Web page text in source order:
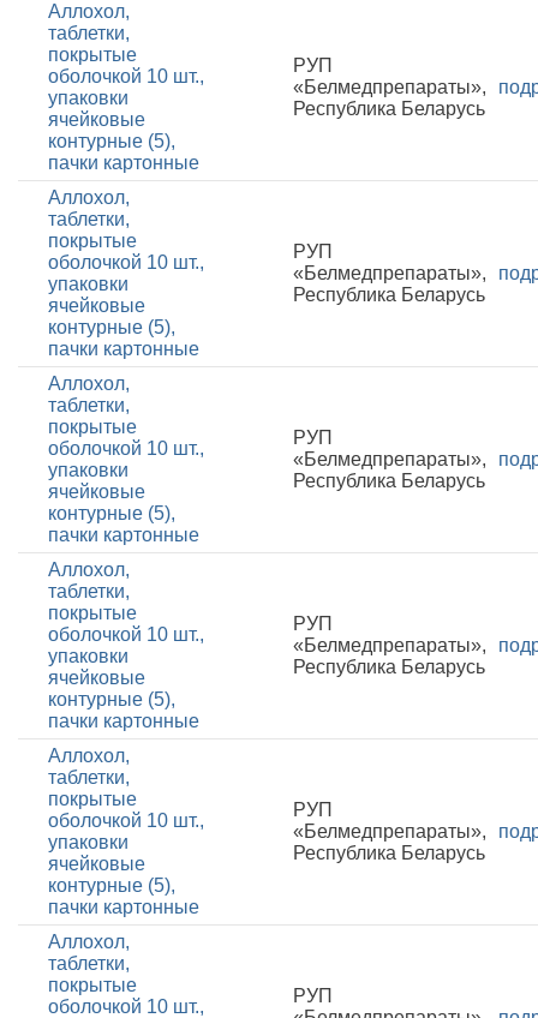
Аллохол,
таблетки,
покрытые
оболочкой 10 шт.,
упаковки
ячейковые
контурные (5),
пачки картонные
РУП
«Белмедпрепараты»,
Республика Беларусь
Аллохол,
таблетки,
покрытые
оболочкой 10 шт.,
упаковки
ячейковые
контурные (5),
пачки картонные
РУП
«Белмедпрепараты»,
Республика Беларусь
Аллохол,
таблетки,
покрытые
оболочкой 10 шт.,
упаковки
ячейковые
контурные (5),
пачки картонные
РУП
«Белмедпрепараты»,
Республика Беларусь
Аллохол,
таблетки,
покрытые
оболочкой 10 шт.,
упаковки
ячейковые
контурные (5),
пачки картонные
РУП
«Белмедпрепараты»,
Республика Беларусь
Аллохол,
таблетки,
покрытые
оболочкой 10 шт.,
упаковки
ячейковые
контурные (5),
пачки картонные
РУП
«Белмедпрепараты»,
Республика Беларусь
Аллохол,
таблетки,
покрытые
оболочкой 10 шт.,
РУП